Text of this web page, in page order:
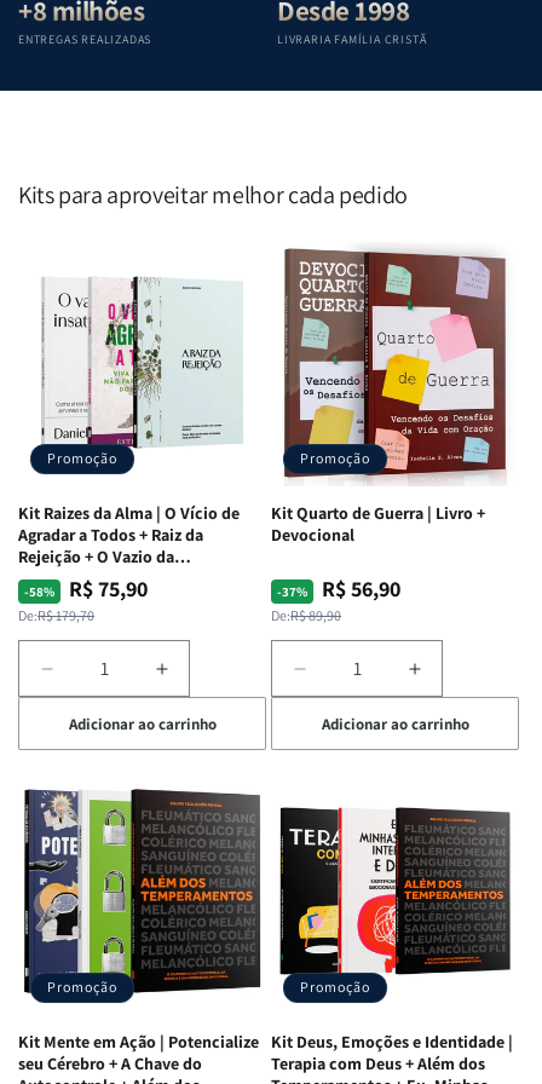
+8 milhões
ENTREGAS REALIZADAS
Desde 1998
LIVRARIA FAMÍLIA CRISTÃ
Kits para aproveitar melhor cada pedido
Promoção
Kit Raizes da Alma | O Vício de
Agradar a Todos + Raiz da
Rejeição + O Vazio da
Insatisfação.
-58%
Preço
normal
De:R$ 179,70
Preço
promocional
R$ 75,90
Diminuir
a
quantidade
de
Raizes
da
Alma
|
O
Vício
Agradar
a
Todos
+
Aumentar
a
quantidade
de
Raizes
da
Alma
|
O
Vício
de
Agradar
Todos
+
Adicionar ao carrinho
Promoção
Kit Quarto de Guerra | Livro +
Devocional
-37%
Preço
normal
De:R$ 89,90
Preço
promocional
R$ 56,90
Diminuir
a
quantidade
de
Quarto
de
Guerra
Livro
+
Devocional
Aumentar
a
quantidade
de
Quarto
de
Guerra
|
Livro
+
Devocional
Adicionar ao carrinho
Promoção
Kit Mente em Ação | Potencialize
seu Cérebro + A Chave do
Promoção
Kit Deus, Emoções e Identidade |
Terapia com Deus + Além dos